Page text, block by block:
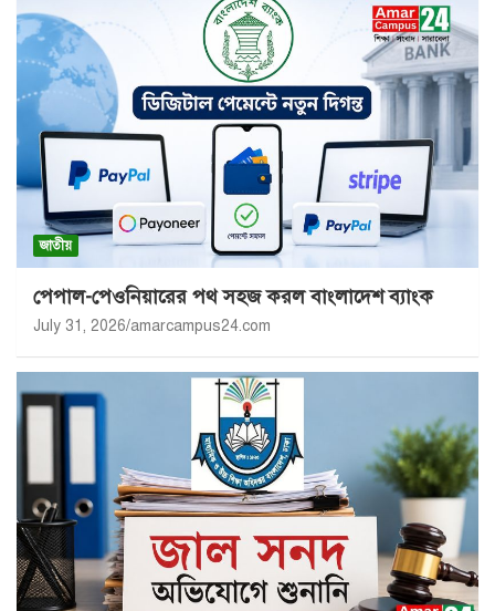
জাতীয়
পেপাল-পেওনিয়ারের পথ সহজ করল বাংলাদেশ ব্যাংক
July 31, 2026 amarcampus24.com